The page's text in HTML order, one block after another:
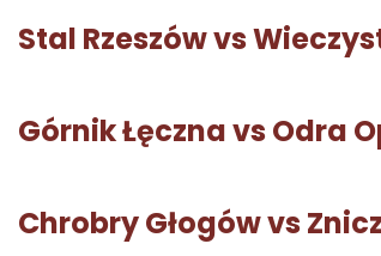
Stal Rzeszów vs
Górnik Łęczna vs Odra
Chrobry Głogów vs